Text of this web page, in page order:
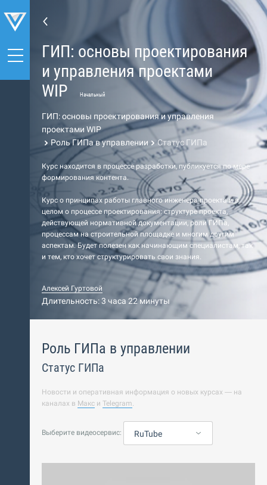
ГИП: основы проектирования
и управления проектами
WIP
Начальный
ГИП: основы проектирования и управления
проектами WIP
Роль ГИПа в управлении
Статус ГИПа
Курс находится в процессе разработки, публикуется по мере
формирования контента.
Курс о принципах работы главного инженера проекта и в
целом о процессе проектирования: структуре проекта,
действующей нормативной документации, роли ГИПа,
процессам на строительной площадке и многим другим
аспектам. Будет полезен как начинающим специалистам, так
и тем, кто хочет структурировать свои знания.
Алексей Гуртовой
Длительность: 3 часа 22 минуты
Роль ГИПа в управлении
Статус ГИПа
Новости и оперативная информация о новых курсах — на
каналах в Макс и Telegram.
Выберите видеосервис: RuTube